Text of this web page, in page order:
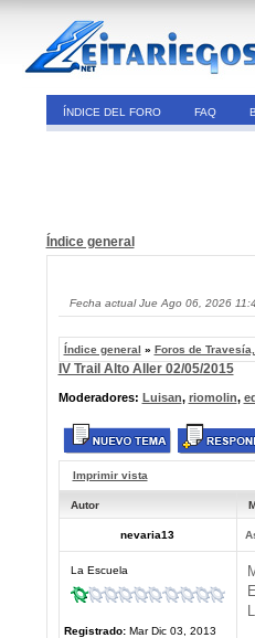
ÍNDICE DEL FORO FAQ
Índice general
Fecha actual Jue Ago 06, 2026
Índice general » Foros de
IV Trail Alto Aller 02/05/2015
Moderadores: Luisan, riomolin,
Imprimir vista
Autor
nevaria13
La Escuela
Registrado:Mar Dic 03, 2013